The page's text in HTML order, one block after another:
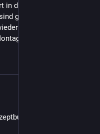
in diese neue Woche! ☀️
geladen (im wahrsten
einiges anzupacken.
machen!
fürs Handy!